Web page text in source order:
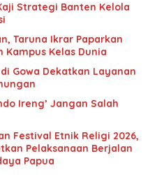
Strategi Banten Kelola
Taruna Ikrar Paparkan
Kampus Kelas Dunia
Gowa Dekatkan Layanan
Ireng’ Jangan Salah
Festival Etnik Religi 2026,
Pelaksanaan Berjalan
Papua